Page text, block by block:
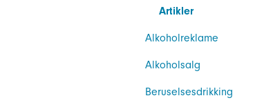
Artikler
Alkoholreklame
Alkoholsalg
Beruselsesdrikking